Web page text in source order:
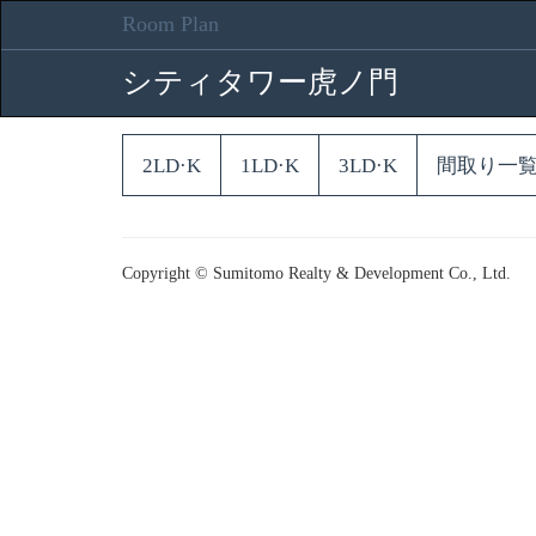
Room Plan
シティタワー虎ノ門
2LD·K 1LD·K 3LD·K 間取り一
Copyright © Sumitomo Realty & Development Co., Ltd.